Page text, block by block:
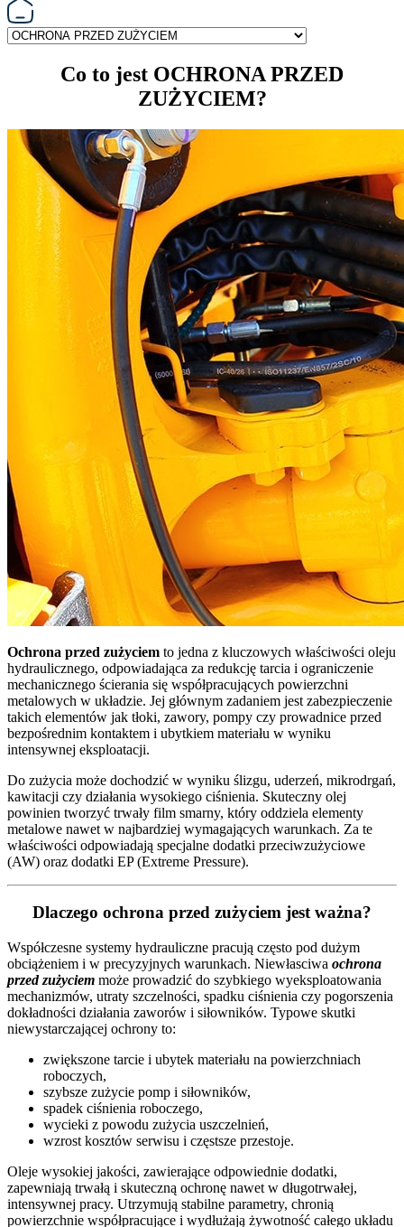
Co to jest OCHRONA PRZED
ZUŻYCIEM?
Ochrona przed zużyciem to jedna z kluczowych właściwości oleju
hydraulicznego, odpowiadająca za redukcję tarcia i ograniczenie
mechanicznego ścierania się współpracujących powierzchni
metalowych w układzie. Jej głównym zadaniem jest zabezpieczenie
takich elementów jak tłoki, zawory, pompy czy prowadnice przed
bezpośrednim kontaktem i ubytkiem materiału w wyniku
intensywnej eksploatacji.
Do zużycia może dochodzić w wyniku ślizgu, uderzeń, mikrodrgań,
kawitacji czy działania wysokiego ciśnienia. Skuteczny olej
powinien tworzyć trwały film smarny, który oddziela elementy
metalowe nawet w najbardziej wymagających warunkach. Za te
właściwości odpowiadają specjalne dodatki przeciwzużyciowe
(AW) oraz dodatki EP (Extreme Pressure).
Dlaczego ochrona przed zużyciem jest ważna?
Współczesne systemy hydrauliczne pracują często pod dużym
obciążeniem i w precyzyjnych warunkach. Niewłasciwa ochrona
przed zużyciem może prowadzić do szybkiego wyeksploatowania
mechanizmów, utraty szczelności, spadku ciśnienia czy pogorszenia
dokładności działania zaworów i siłowników. Typowe skutki
niewystarczającej ochrony to:
zwiększone tarcie i ubytek materiału na powierzchniach
roboczych,
szybsze zużycie pomp i siłowników,
spadek ciśnienia roboczego,
wycieki z powodu zużycia uszczelnień,
wzrost kosztów serwisu i częstsze przestoje.
Oleje wysokiej jakości, zawierające odpowiednie dodatki,
zapewniają trwałą i skuteczną ochronę nawet w długotrwałej,
intensywnej pracy. Utrzymują stabilne parametry, chronią
powierzchnie współpracujące i wydłużają żywotność całego układu